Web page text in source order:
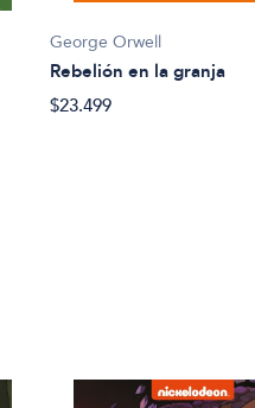
George Orwell
Rebelión en la granja
$23.499